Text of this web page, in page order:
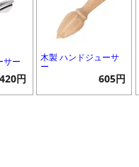
サー
円
木製 ハンドジューサ
ー
605円